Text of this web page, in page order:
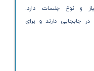
و نوع جلسات دارد.
جابجایی دارند و برای